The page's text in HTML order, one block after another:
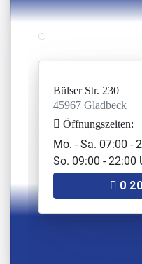
Mo. - Fr. 08:30 – 19:00 Uhr
Sa. 08:00 – 17:00 Uhr
Marellenkämpe 2
46514 Schermbeck
Mo-Fr: 09:00 – 18:00 Uhr
Sa: 08:00 - 14:00 Uhr (So
+49
Bülser Str. 230
45967 Gladbeck
Öffnungszeiten:
Mo. - Sa. 07:00 -
So. 09:00 - 22:00
0